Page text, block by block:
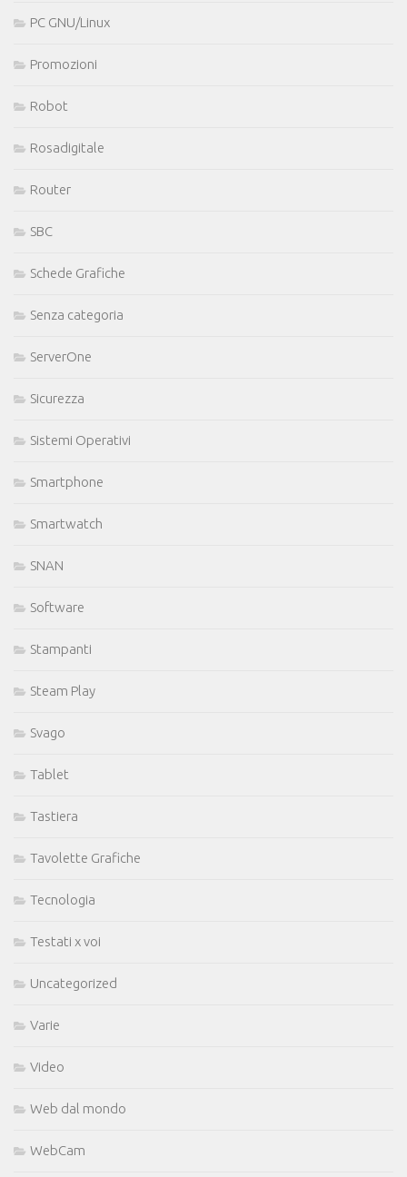
PC GNU/Linux
Promozioni
Robot
Rosadigitale
Router
SBC
Schede Grafiche
Senza categoria
ServerOne
Sicurezza
Sistemi Operativi
Smartphone
Smartwatch
SNAN
Software
Stampanti
Steam Play
Svago
Tablet
Tastiera
Tavolette Grafiche
Tecnologia
Testati x voi
Uncategorized
Varie
Video
Web dal mondo
WebCam